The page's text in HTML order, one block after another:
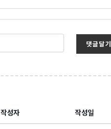
댓글달기
작성자 작성일